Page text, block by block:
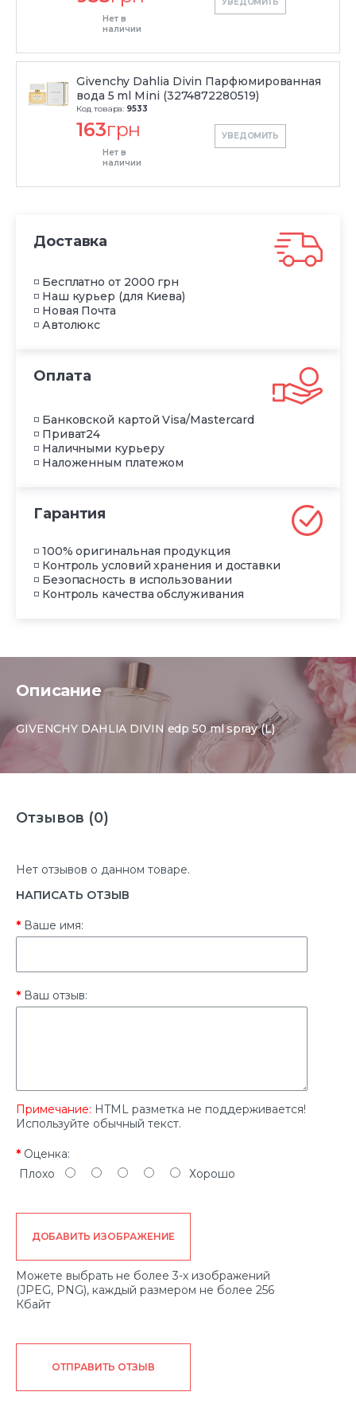
Нет в
наличии
УВЕДОМИТЬ
Givenchy Dahlia Divin Парфюмированная
вода 5 ml Mini (3274872280519)
Код товара: 9533
163грн
Нет в
наличии
УВЕДОМИТЬ
Доставка
◽ Бесплатно от 2000 грн
◽ Наш курьер (для Киева)
◽ Новая Почта
◽ Автолюкс
Оплата
◽ Банковской картой Visa/Mastercard
◽ Приват24
◽ Наличными курьеру
◽ Наложенным платежом
Гарантия
◽ 100% оригинальная продукция
◽ Контроль условий хранения и доставки
◽ Безопасность в использовании
◽ Контроль качества обслуживания
Описание
GIVENCHY DAHLIA DIVIN edp 50 ml spray (L)
Отзывов (0)
Нет отзывов о данном товаре.
НАПИСАТЬ ОТЗЫВ
Ваше имя:
Ваш отзыв:
Примечание: HTML разметка не поддерживается!
Используйте обычный текст.
Оценка:
Плохо
Хорошо
ДОБАВИТЬ ИЗОБРАЖЕНИЕ
Можете выбрать не более 3-х изображений
(JPEG, PNG), каждый размером не более 256
Кбайт
ОТПРАВИТЬ ОТЗЫВ